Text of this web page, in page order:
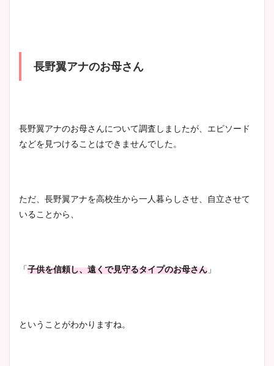
長野翼アナのお母さん
長野翼アナのお母さんについて調査しましたが、エピソード
などを見つけることはできませんでした。
ただ、長野翼アナを高校生から一人暮らしさせ、自立させて
いることから、
「子供を信頼し、遠くで見守るタイプのお母さん 」
ということがわかりますね。